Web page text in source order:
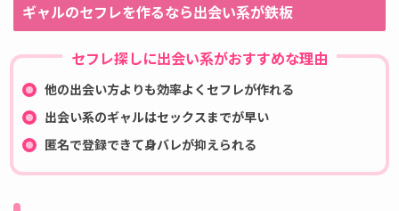
ギャルのセフレを作るなら出会い系が鉄板
セフレ探しに出会い系がおすすめな理由
他の出会い方よりも効率よくセフレが作れる
出会い系のギャルはセックスまでが早い
匿名で登録できて身バレが抑えられる